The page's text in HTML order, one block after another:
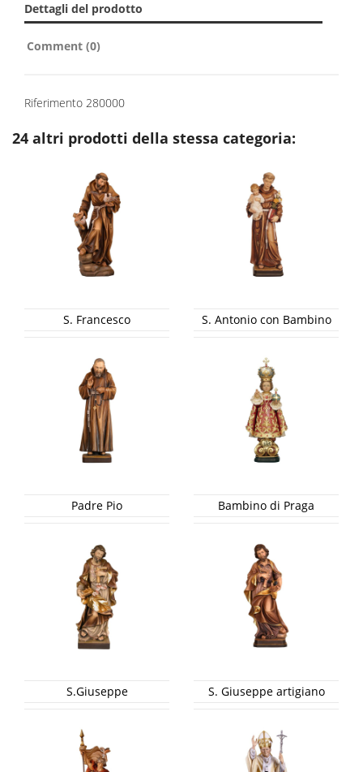
Dettagli del prodotto
Comment (0)
Riferimento 280000
24 altri prodotti della stessa categoria:
S. Francesco S. Antonio con Bambino
Padre Pio Bambino di Praga
S.Giuseppe S. Giuseppe artigiano